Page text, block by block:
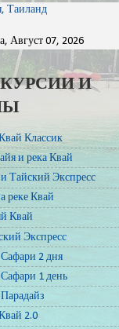
Таиланд
Август 07, 2026
И
Классик
и река Квай
Тайский Экспресс
реке Квай
Квай
Экспресс
2 дня
1 день
2.0